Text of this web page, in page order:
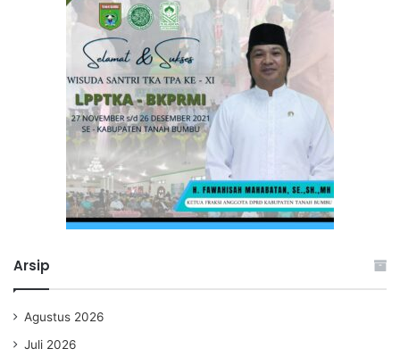
Arsip
Agustus 2026
Juli 2026